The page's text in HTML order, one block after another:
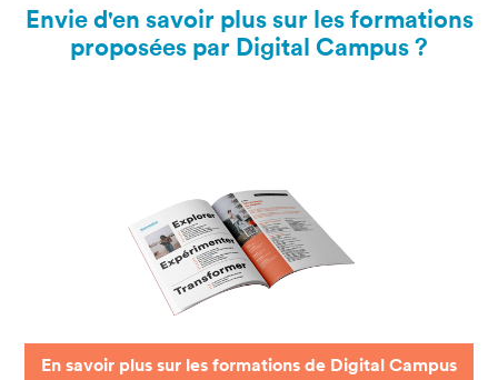
Envie d'en savoir plus sur les formations
proposées par Digital Campus ?
En savoir plus sur les formations de Digital Campus